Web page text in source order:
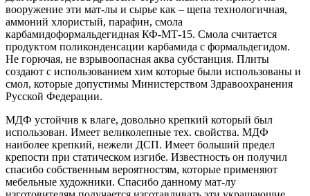
вооружение эти мат-лы и сырье как – щепа технологичная,
аммоний хлористый, парафин, смола
карбамидоформальдегидная КФ-МТ-15. Смола считается
продуктом поликонденсации карбамида с формальдегидом.
Не горючая, не взрывоопасная аква субстанция. Плиты
создают с использованием хим которые были использованы и
смол, которые допустимы Министерством Здравоохранения
Русской Федерации.
МДФ устойчив к влаге, довольно крепкий который был
использован. Имеет великолепные тех. свойства. МДФ
наиболее крепкий, нежели ДСП. Имеет больший предел
крепости при статическом изгибе. Известность он получил
спасибо собственным вероятностям, которые применяют
мебельные художники. Спасибо данному мат-лу